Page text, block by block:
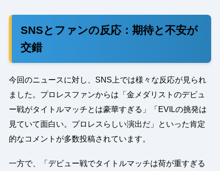
SNSとファンの反応：期待と不安が
交錯
今回のニュースに対し、SNS上では様々な反応が見られ
ました。プロレスファンからは「金メダリストのデビュ
ー戦がタイトルマッチとは豪華すぎる」「EVILの挑発は
見ていて面白い。プロレスらしい演出だ」といった肯定
的なコメントが多数投稿されています。
一方で、「デビュー戦でタイトルマッチは荷が重すぎる